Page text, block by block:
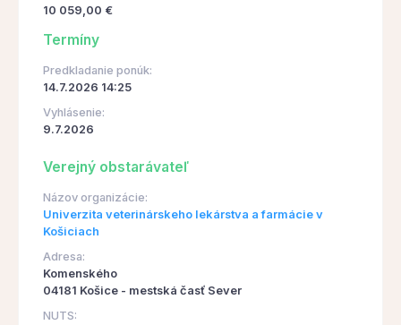
10 059,00 €
Termíny
Predkladanie ponúk:
14.7.2026 14:25
Vyhlásenie:
9.7.2026
Verejný obstarávateľ
Názov organizácie:
Univerzita veterinárskeho lekárstva a farmácie v
Košiciach
Adresa:
Komenského
04181 Košice - mestská časť Sever
NUTS: